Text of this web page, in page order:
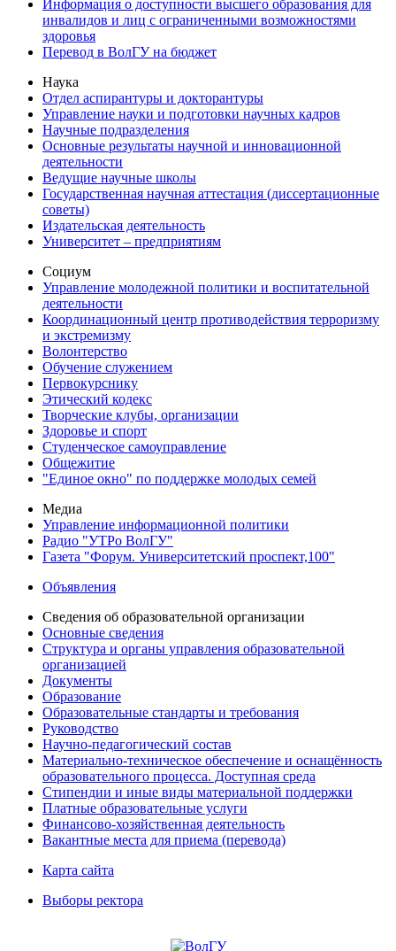
Информация о доступности высшего образования для
инвалидов и лиц с ограниченными возможностями
здоровья
Перевод в ВолГУ на бюджет
Наука
Отдел аспирантуры и докторантуры
Управление науки и подготовки научных кадров
Научные подразделения
Основные результаты научной и инновационной
деятельности
Ведущие научные школы
Государственная научная аттестация (диссертационные
советы)
Издательская деятельность
Университет – предприятиям
Социум
Управление молодежной политики и воспитательной
деятельности
Координационный центр противодействия терроризму
и экстремизму
Волонтерство
Обучение служением
Первокурснику
Этический кодекс
Творческие клубы, организации
Здоровье и спорт
Студенческое самоуправление
Общежитие
"Единое окно" по поддержке молодых семей
Медиа
Управление информационной политики
Радио "УТРо ВолГУ"
Газета "Форум. Университетский проспект,100"
Объявления
Сведения об образовательной организации
Основные сведения
Структура и органы управления образовательной
организацией
Документы
Образование
Образовательные стандарты и требования
Руководство
Научно-педагогический состав
Материально-техническое обеспечение и оснащённость
образовательного процесса. Доступная среда
Стипендии и иные виды материальной поддержки
Платные образовательные услуги
Финансово-хозяйственная деятельность
Вакантные места для приема (перевода)
Карта сайта
Выборы ректора